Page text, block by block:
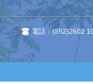
電話：(852)2602